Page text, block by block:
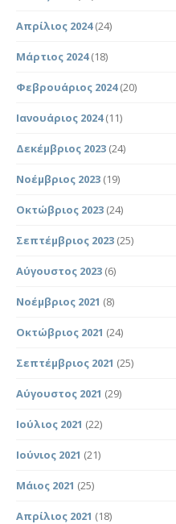
Απρίλιος 2024(24)
Μάρτιος 2024(18)
Φεβρουάριος 2024(20)
Ιανουάριος 2024(11)
Δεκέμβριος 2023 (24)
Νοέμβριος 2023 (19)
Οκτώβριος 2023 (24)
Σεπτέμβριος 2023 (25)
Αύγουστος 2023 (6)
Νοέμβριος 2021 (8)
Οκτώβριος 2021 (24)
Σεπτέμβριος 2021 (25)
Αύγουστος 2021 (29)
Ιούλιος 2021 (22)
Ιούνιος 2021 (21)
Μάιος 2021 (25)
Απρίλιος 2021 (18)